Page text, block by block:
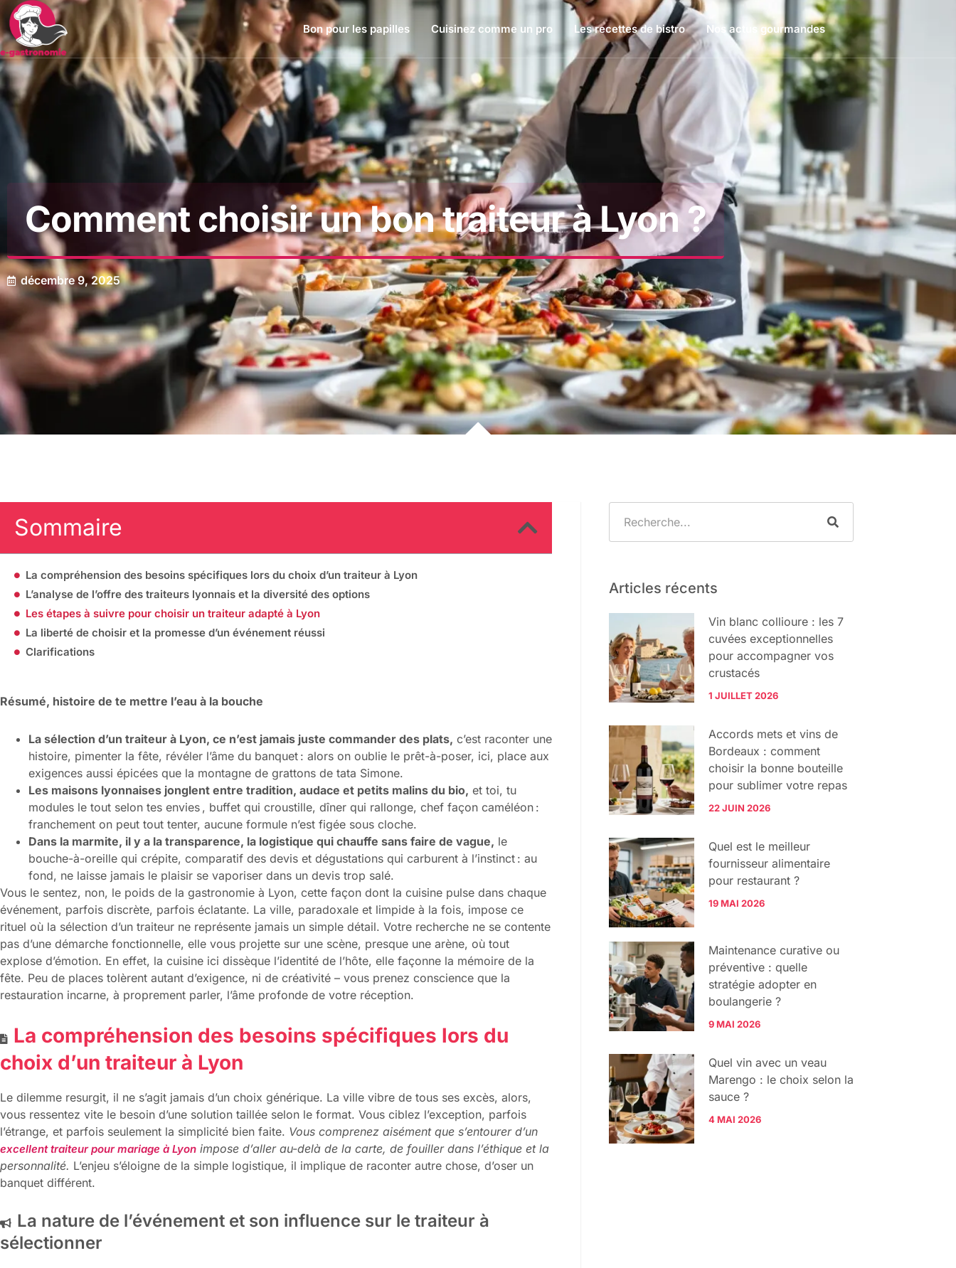
Bon pour les papilles Cuisinez comme un pro Les recettes de bistro Nos actus gourmandes
Comment choisir un bon traiteur à Lyon ?
décembre 9, 2025
Sommaire
La compréhension des besoins spécifiques lors du choix d’un traiteur à Lyon
L’analyse de l’offre des traiteurs lyonnais et la diversité des options
Les étapes à suivre pour choisir un traiteur adapté à Lyon
La liberté de choisir et la promesse d’un événement réussi
Clarifications
Résumé, histoire de te mettre l’eau à la bouche
La sélection d’un traiteur à Lyon, ce n’est jamais juste commander des plats, c’est raconter une
histoire, pimenter la fête, révéler l’âme du banquet : alors on oublie le prêt-à-poser, ici, place aux
exigences aussi épicées que la montagne de grattons de tata Simone.
Les maisons lyonnaises jonglent entre tradition, audace et petits malins du bio, et toi, tu
modules le tout selon tes envies , buffet qui croustille, dîner qui rallonge, chef façon caméléon :
franchement on peut tout tenter, aucune formule n’est figée sous cloche.
Dans la marmite, il y a la transparence, la logistique qui chauffe sans faire de vague, le
bouche-à-oreille qui crépite, comparatif des devis et dégustations qui carburent à l’instinct : au
fond, ne laisse jamais le plaisir se vaporiser dans un devis trop salé.
Vous le sentez, non, le poids de la gastronomie à Lyon, cette façon dont la cuisine pulse dans chaque
événement, parfois discrète, parfois éclatante. La ville, paradoxale et limpide à la fois, impose ce
rituel où la sélection d’un traiteur ne représente jamais un simple détail. Votre recherche ne se contente
pas d’une démarche fonctionnelle, elle vous projette sur une scène, presque une arène, où tout
explose d’émotion. En effet, la cuisine ici dissèque l’identité de l’hôte, elle façonne la mémoire de la
fête. Peu de places tolèrent autant d’exigence, ni de créativité – vous prenez conscience que la
restauration incarne, à proprement parler, l’âme profonde de votre réception.
La compréhension des besoins spécifiques lors du
choix d’un traiteur à Lyon
Le dilemme resurgit, il ne s’agit jamais d’un choix générique. La ville vibre de tous ses excès, alors,
vous ressentez vite le besoin d’une solution taillée selon le format. Vous ciblez l’exception, parfois
l’étrange, et parfois seulement la simplicité bien faite. Vous comprenez aisément que s’entourer d’un
excellent traiteur pour mariage à Lyon impose d’aller au-delà de la carte, de fouiller dans l’éthique et la
personnalité. L’enjeu s’éloigne de la simple logistique, il implique de raconter autre chose, d’oser un
banquet différent.
La nature de l’événement et son influence sur le traiteur à
sélectionner
Articles récents
Vin blanc collioure : les 7
cuvées exceptionnelles
pour accompagner vos
crustacés
1 JUILLET 2026
Accords mets et vins de
Bordeaux : comment
choisir la bonne bouteille
pour sublimer votre repas
22 JUIN 2026
Quel est le meilleur
fournisseur alimentaire
pour restaurant ?
19 MAI 2026
Maintenance curative ou
préventive : quelle
stratégie adopter en
boulangerie ?
9 MAI 2026
Quel vin avec un veau
Marengo : le choix selon la
sauce ?
4 MAI 2026